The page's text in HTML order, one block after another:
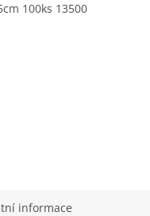
100ks 13500
informace